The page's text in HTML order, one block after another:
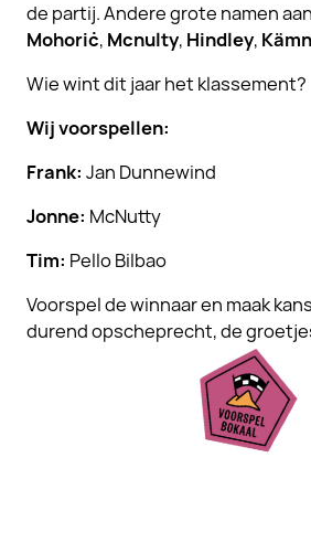
de partij. Andere grote namen
Mohoriċ, Mcnulty, Hindley,
Wie wint dit jaar het klassement?
Wij voorspellen:
Frank: Jan Dunnewind
Jonne: McNutty
Tim: Pello Bilbao
Voorspel de winnaar en maak
durend opscheprecht, de